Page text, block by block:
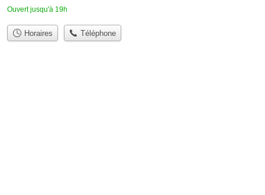
Ouvert jusqu'à 19h
Horaires Téléphone